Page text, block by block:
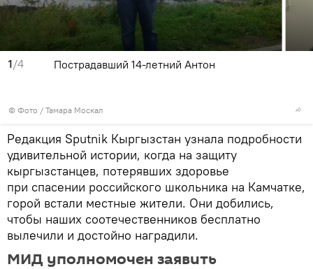
1/4
© Фото / Тамара Москал
Пострадавший 14-летний Антон
Редакция Sputnik Кыргызстан узнала подробности
удивительной истории, когда на защиту
кыргызстанцев, потерявших здоровье
при спасении российского школьника на Камчатке,
горой встали местные жители. Они добились,
чтобы наших соотечественников бесплатно
вылечили и достойно наградили.
МИД уполномочен заявить